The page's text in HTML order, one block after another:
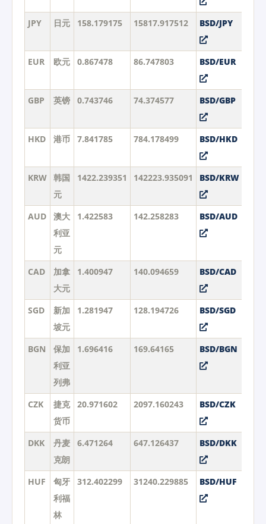
JPY 日元 158.179175 15817.917512 BSD/JPY
EUR 欧元 0.867478 86.747803 BSD/EUR
GBP 英镑 0.743746 74.374577 BSD/GBP
HKD 港币 7.841785 784.178499 BSD/HKD
KRW 韩国
元
1422.239351 142223.935091 BSD/KRW
AUD
澳大
利亚
元
1.422583 142.258283 BSD/AUD
CAD
加拿
大元
1.400947 140.094659 BSD/CAD
SGD
新加
坡元
1.281947 128.194726 BSD/SGD
BGN
保加
利亚
列弗
1.696416 169.64165 BSD/BGN
CZK
捷克
货币
20.971602 2097.160243 BSD/CZK
DKK
丹麦
克朗
6.471264 647.126437 BSD/DKK
HUF
匈牙
利福
林
312.402299 31240.229885 BSD/HUF